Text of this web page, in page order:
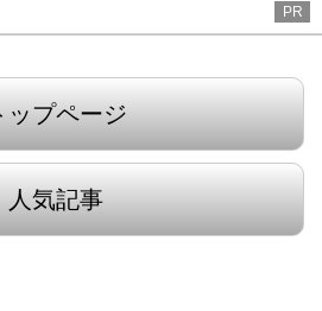
PR
ップページ
人気記事